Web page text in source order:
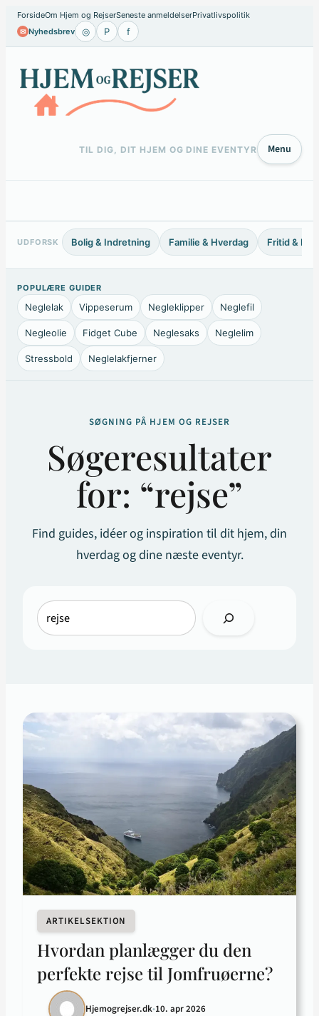
Spring
ForsideOm Hjem og RejserSeneste anmeldelserPrivatlivspolitik
✉ Nyhedsbrev ◎ P f
TIL DIG, DIT HJEM OG DINE EVENTYR Menu
UDFORSK Bolig & Indretning Familie & Hverdag Fritid &
POPULÆRE GUIDER
Neglelak Vippeserum Negleklipper Neglefil
Negleolie Fidget Cube Neglesaks Neglelim
Stressbold Neglelakfjerner
SØGNING PÅ HJEM OG REJSER
Søgeresultater
for: “rejse”
Find guides, idéer og inspiration til dit hjem, din
hverdag og dine næste eventyr.
Søg
ARTIKELSEKTION
Hvordan planlægger du den
perfekte rejse til Jomfruøerne?
Hjemogrejser.dk•10. apr 2026